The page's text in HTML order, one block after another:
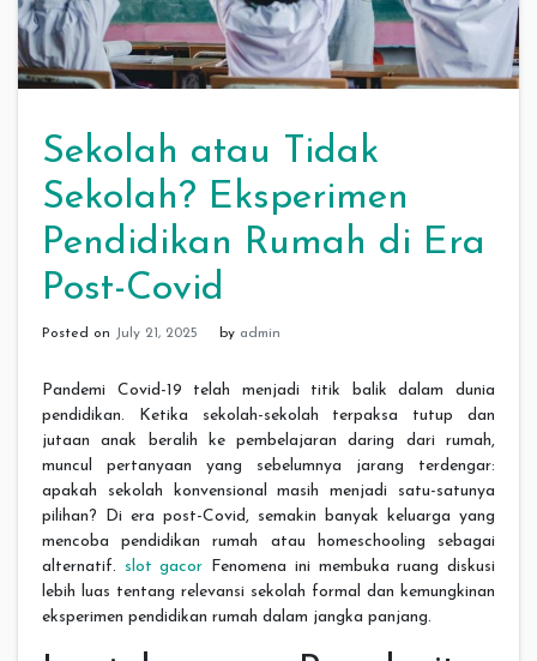
Sekolah atau Tidak
Sekolah? Eksperimen
Pendidikan Rumah di Era
Post-Covid
Posted on July 21, 2025 by admin
Pandemi Covid-19 telah menjadi titik balik dalam dunia
pendidikan. Ketika sekolah-sekolah terpaksa tutup dan
jutaan anak beralih ke pembelajaran daring dari rumah,
muncul pertanyaan yang sebelumnya jarang terdengar:
apakah sekolah konvensional masih menjadi satu-satunya
pilihan? Di era post-Covid, semakin banyak keluarga yang
mencoba pendidikan rumah atau homeschooling sebagai
alternatif. slot gacor Fenomena ini membuka ruang diskusi
lebih luas tentang relevansi sekolah formal dan kemungkinan
eksperimen pendidikan rumah dalam jangka panjang.